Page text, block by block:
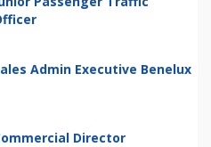
Admin Executive Benelux
Director